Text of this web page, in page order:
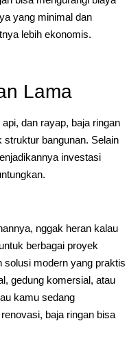
yang minimal dan
lebih ekonomis.
Lama
dan rayap, baja ringan
struktur bangunan. Selain
investasi
nggak heran kalau
berbagai proyek
solusi modern yang praktis
gedung komersial, atau
kamu sedang
baja ringan bisa